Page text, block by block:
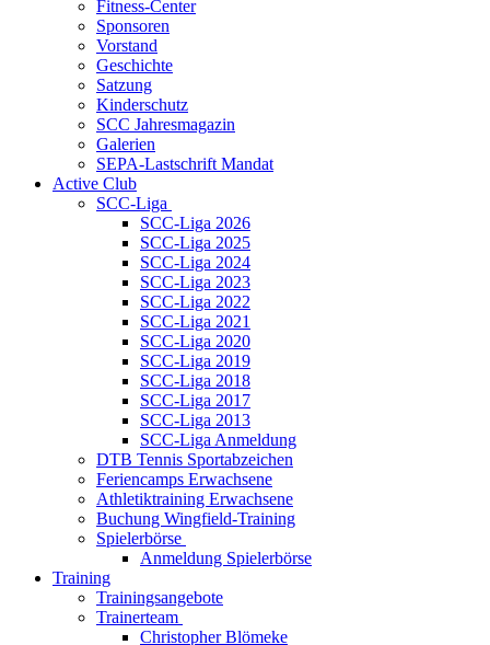
Fitness-Center
Sponsoren
Vorstand
Geschichte
Satzung
Kinderschutz
SCC Jahresmagazin
Galerien
SEPA-Lastschrift Mandat
Active Club
SCC-Liga
SCC-Liga 2026
SCC-Liga 2025
SCC-Liga 2024
SCC-Liga 2023
SCC-Liga 2022
SCC-Liga 2021
SCC-Liga 2020
SCC-Liga 2019
SCC-Liga 2018
SCC-Liga 2017
SCC-Liga 2013
SCC-Liga Anmeldung
DTB Tennis Sportabzeichen
Feriencamps Erwachsene
Athletiktraining Erwachsene
Buchung Wingfield-Training
Spielerbörse
Anmeldung Spielerbörse
Training
Trainingsangebote
Trainerteam
Christopher Blömeke